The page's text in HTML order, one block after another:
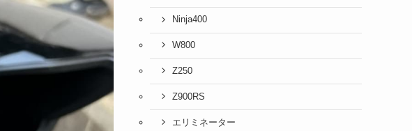
Ninja400
W800
Z250
Z900RS
エリミネーター